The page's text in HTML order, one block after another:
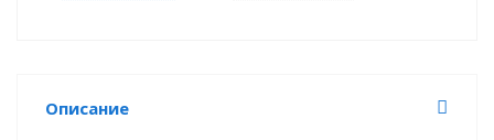
Описание